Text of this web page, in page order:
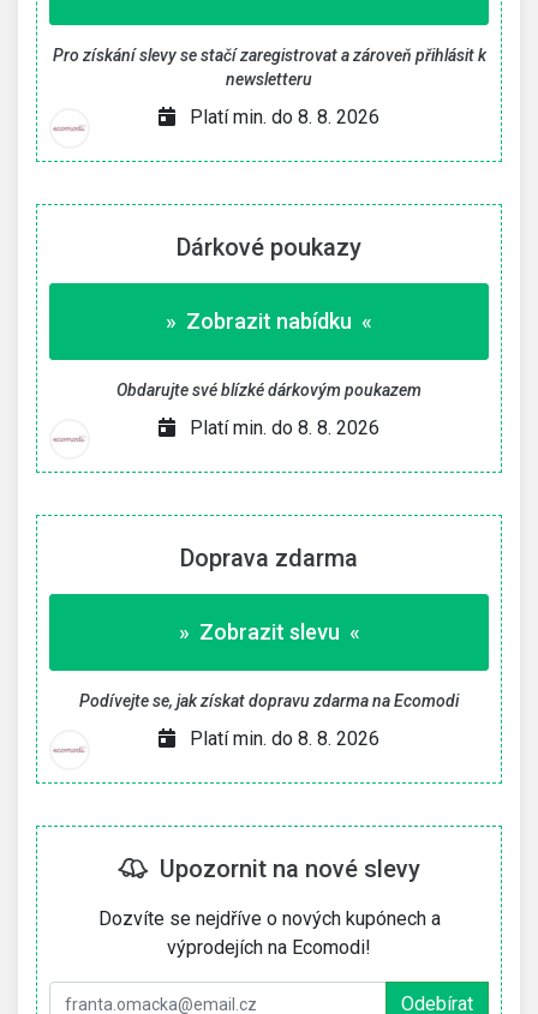
Pro získání slevy se stačí zaregistrovat a zároveň přihlásit k
newsletteru
Platí min. do 8. 8. 2026
Dárkové poukazy
» Zobrazit nabídku «
Obdarujte své blízké dárkovým poukazem
Platí min. do 8. 8. 2026
Doprava zdarma
» Zobrazit slevu «
Podívejte se, jak získat dopravu zdarma na Ecomodi
Platí min. do 8. 8. 2026
Upozornit na nové slevy
Dozvíte se nejdříve o nových kupónech a
výprodejích na Ecomodi!